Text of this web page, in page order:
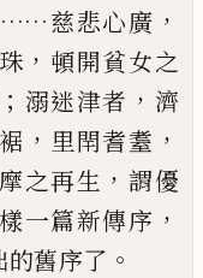
……慈悲心廣 ，
， 頓開貧女之
； 溺迷津者 ， 濟
， 里閈耆耋 ，
之再生 ，謂優
一篇新傳序 ，
的舊序了 。